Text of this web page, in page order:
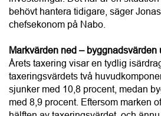
behövt hantera tidigare, säger Jonas
chefsekonom på Nabo.
Markvärden ned – byggnadsvärden
Årets taxering visar en tydlig
taxeringsvärdets två
sjunker med 10,8 procent, medan
med 8,9 procent. Eftersom marken
hälften av taxeringsvärdet, och